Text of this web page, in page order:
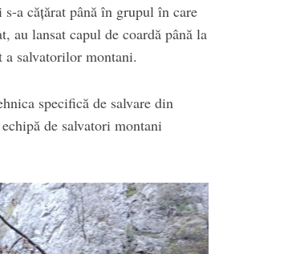
a cățărat până în grupul în care
au lansat capul de coardă până la
a salvatorilor montani.
specifică de salvare din
de salvatori montani